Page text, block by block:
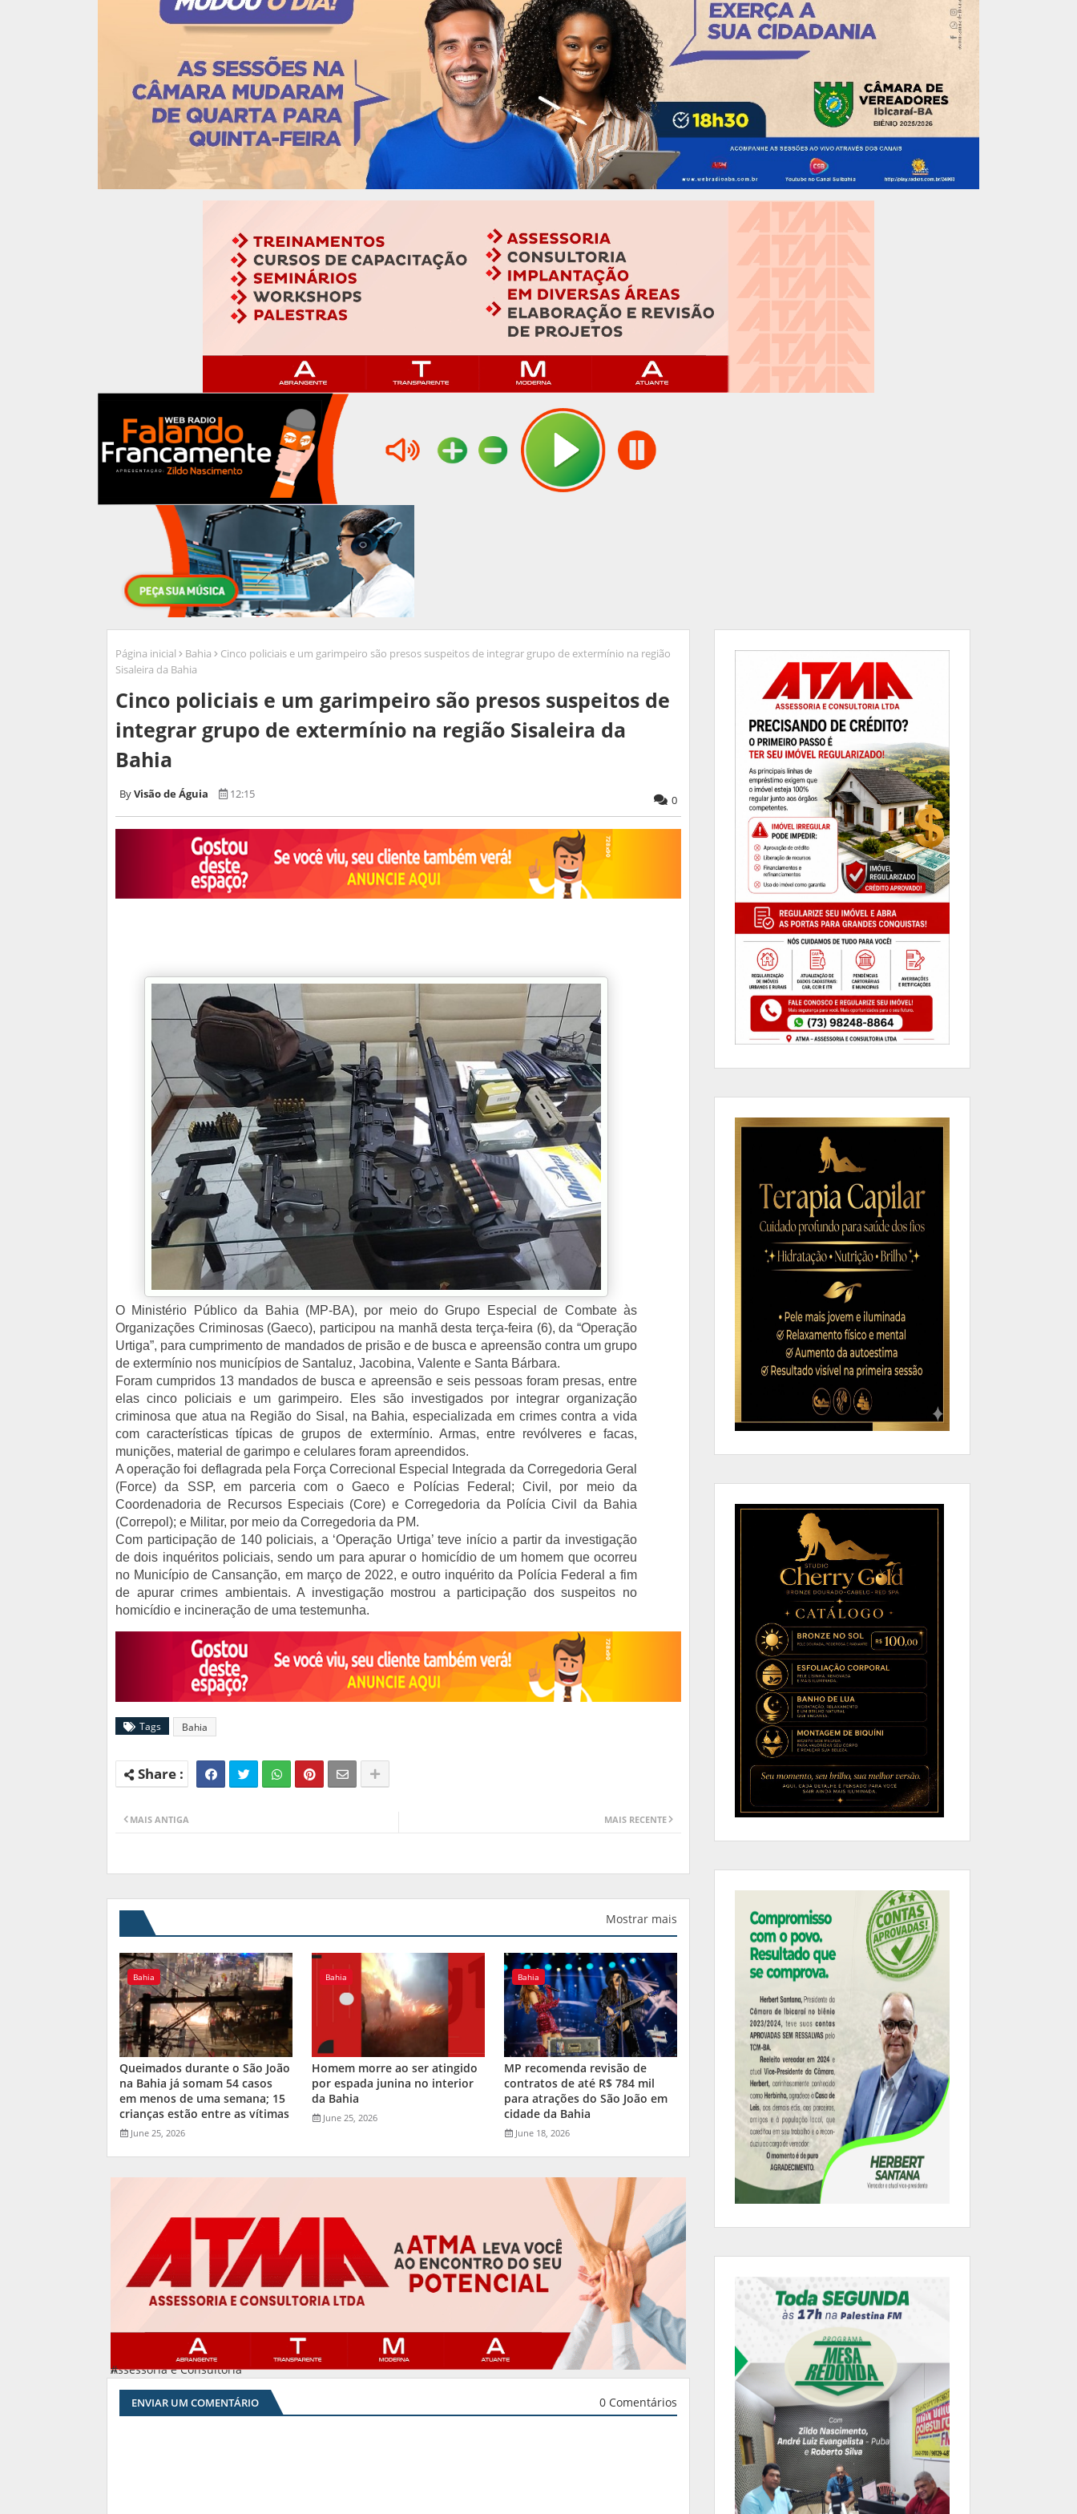
Página inicial Bahia
Cinco policiais e um garimpeiro são presos suspeitos de integrar grupo de extermínio na região
Sisaleira da Bahia
Cinco policiais e um garimpeiro são presos suspeitos de
integrar grupo de extermínio na região Sisaleira da
Bahia
Visão de Águia 12:15 0
O Ministério Público da Bahia (MP-BA), por meio do Grupo Especial de Combate às
Organizações Criminosas (Gaeco), participou na manhã desta terça-feira (6), da “Operação
Urtiga”, para cumprimento de mandados de prisão e de busca e apreensão contra um grupo
de extermínio nos municípios de Santaluz, Jacobina, Valente e Santa Bárbara.
Foram cumpridos 13 mandados de busca e apreensão e seis pessoas foram presas, entre
elas cinco policiais e um garimpeiro. Eles são investigados por integrar organização
criminosa que atua na Região do Sisal, na Bahia, especializada em crimes contra a vida
com características típicas de grupos de extermínio. Armas, entre revólveres e facas,
munições, material de garimpo e celulares foram apreendidos.
A operação foi deflagrada pela Força Correcional Especial Integrada da Corregedoria Geral
(Force) da SSP, em parceria com o Gaeco e Polícias Federal; Civil, por meio da
Coordenadoria de Recursos Especiais (Core) e Corregedoria da Polícia Civil da Bahia
(Correpol); e Militar, por meio da Corregedoria da PM.
Com participação de 140 policiais, a ‘Operação Urtiga’ teve início a partir da investigação
de dois inquéritos policiais, sendo um para apurar o homicídio de um homem que ocorreu
no Município de Cansanção, em março de 2022, e outro inquérito da Polícia Federal a fim
de apurar crimes ambientais. A investigação mostrou a participação dos suspeitos no
homicídio e incineração de uma testemunha.
Tags Bahia
MAIS RECENTE
MAIS ANTIGA
Mostrar mais
Bahia
Queimados durante o São João
na Bahia já somam 54 casos
em menos de uma semana; 15
crianças estão entre as vítimas
June 25, 2026
Bahia
Homem morre ao ser atingido
por espada junina no interior
da Bahia
June 25, 2026
Bahia
MP recomenda revisão de
contratos de até R$ 784 mil
para atrações do São João em
cidade da Bahia
June 18, 2026
Assessoria e Consultoria
#
ENVIAR UM COMENTÁRIO 0 Comentários